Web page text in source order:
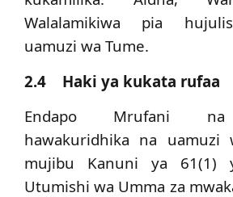
Walalamikiwa pia
uamuzi wa Tume.
2.4 Haki ya kukata rufaa
Endapo Mrufani na
hawakuridhika na uamuzi
mujibu Kanuni ya 61(1)
Utumishi wa Umma za